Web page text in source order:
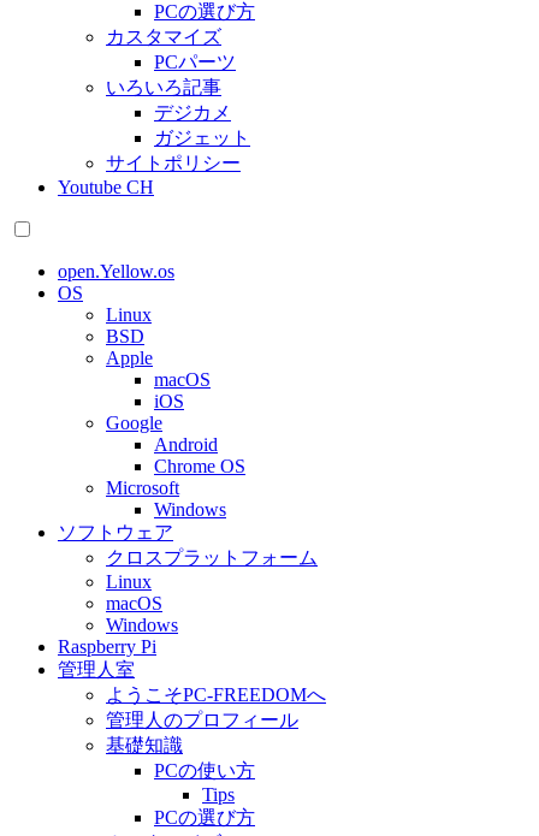
PCの選び方
カスタマイズ
PCパーツ
いろいろ記事
デジカメ
ガジェット
サイトポリシー
Youtube CH
open.Yellow.os
OS
Linux
BSD
Apple
macOS
iOS
Google
Android
Chrome OS
Microsoft
Windows
ソフトウェア
クロスプラットフォーム
Linux
macOS
Windows
Raspberry Pi
管理人室
ようこそPC-FREEDOMへ
管理人のプロフィール
基礎知識
PCの使い方
Tips
PCの選び方